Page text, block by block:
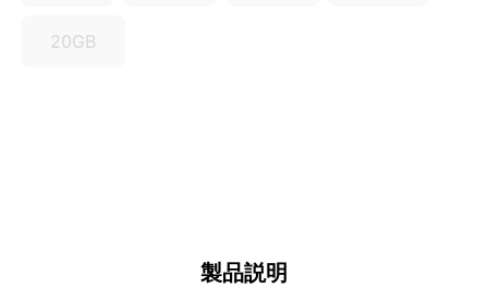
20GB
製品説明